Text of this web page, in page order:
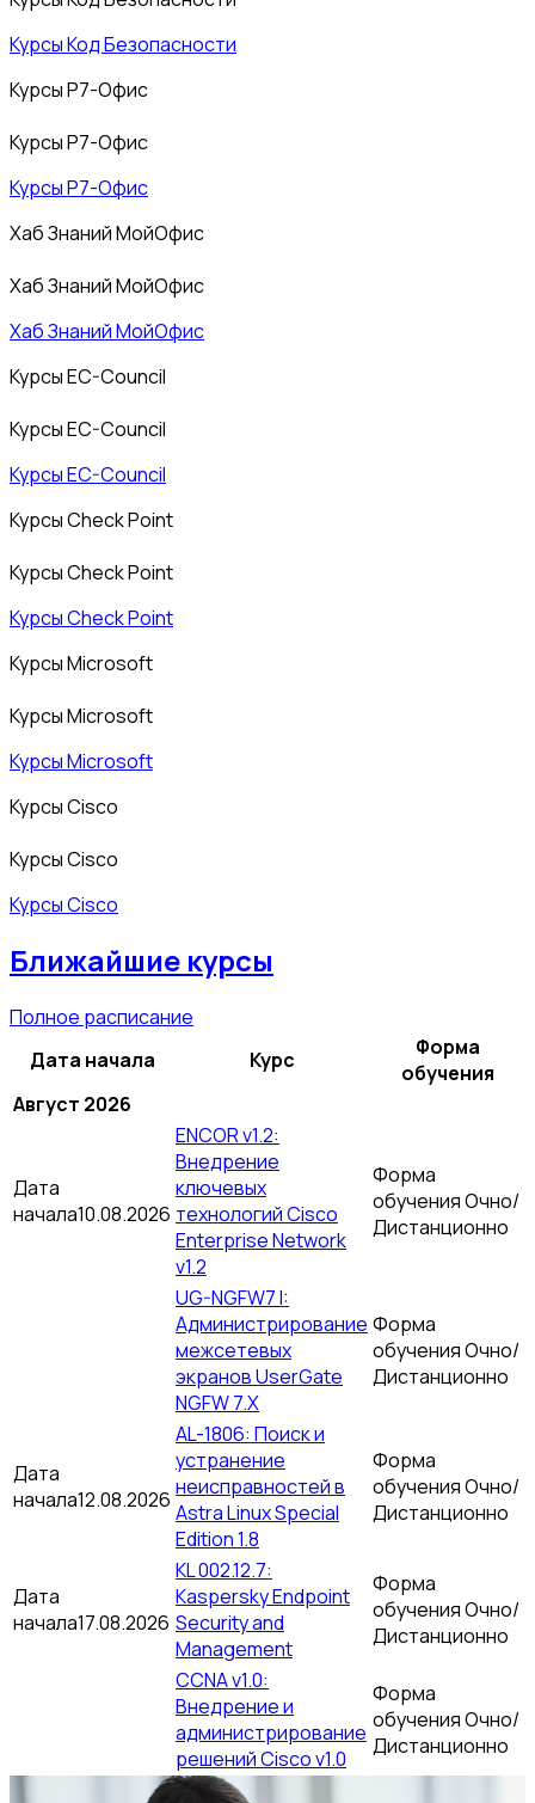
Курсы Код Безопасности
Курсы Р7-Офис
Курсы Р7-Офис
Курсы Р7-Офис
Хаб Знаний МойОфис
Хаб Знаний МойОфис
Хаб Знаний МойОфис
Курсы EC-Council
Курсы EC-Council
Курсы EC-Council
Курсы Check Point
Курсы Check Point
Курсы Check Point
Курсы Microsoft
Курсы Microsoft
Курсы Microsoft
Курсы Cisco
Курсы Cisco
Курсы Cisco
Ближайшие курсы
Полное расписание
Дата начала
Курс
Форма
обучения
Август 2026
Дата
начала10.08.2026
ENCOR v1.2:
Внедрение
ключевых
технологий Cisco
Enterprise Network
v1.2
Форма
обученияОчно/
Дистанционно
UG-NGFW7 I:
Администрирование
межсетевых
экранов UserGate
NGFW 7.X
Форма
обученияОчно/
Дистанционно
Дата
начала12.08.2026
AL-1806: Поиск и
устранение
неисправностей в
Astra Linux Special
Edition 1.8
Форма
обученияОчно/
Дистанционно
Дата
начала17.08.2026
KL 002.12.7:
Kaspersky Endpoint
Security and
Management
Форма
обученияОчно/
Дистанционно
CCNA v1.0:
Внедрение и
администрирование
решений Cisco v1.0
Форма
обученияОчно/
Дистанционно